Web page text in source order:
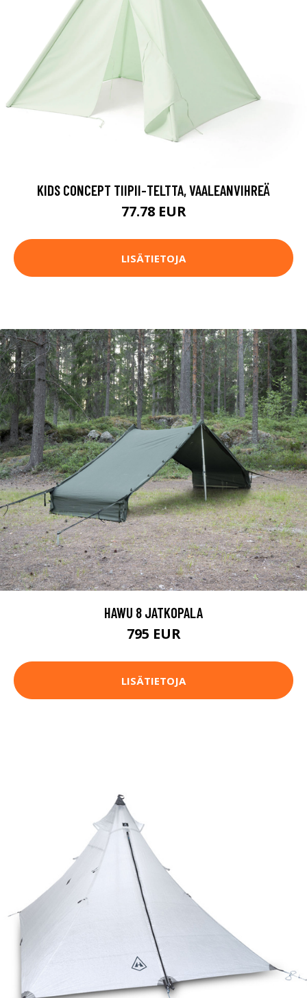
KIDS CONCEPT TIIPII-TELTTA, VAALEANVIHREÄ
77.78 EUR
LISÄTIETOJA
HAWU 8 JATKOPALA
795 EUR
LISÄTIETOJA